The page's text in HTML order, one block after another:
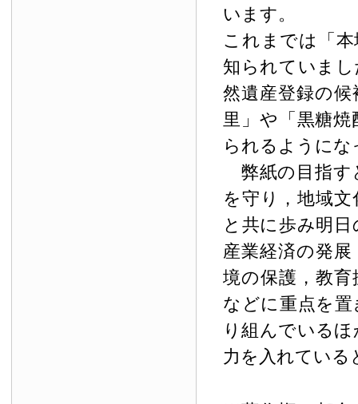
います。
これまでは「
知られていま
然遺産登録の
里」や「黒糖
られるように
弊紙の目指す
を守り，地域
と共に歩み明
産業経済の発
境の保護，教
などに重点を
り組んでいる
力を入れている